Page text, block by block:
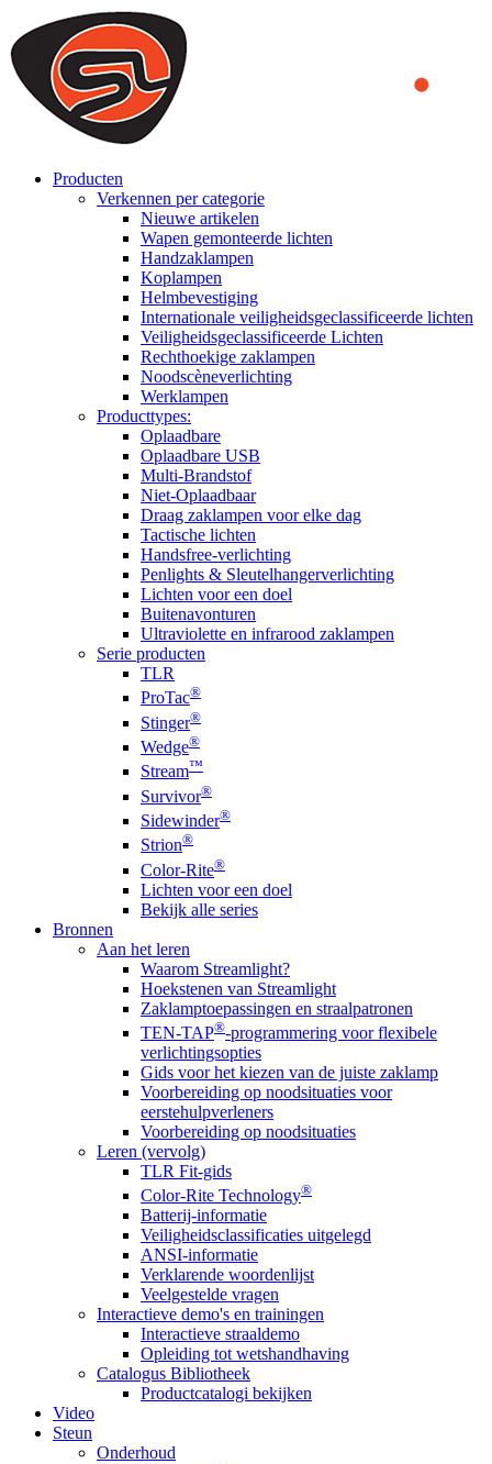
We use cookies to ensure that we provide you the best experience
on our website. By continuing to browse this website, you accept
that cookies are used to help us analyze how the website is used and
to offer you a better experience. To learn more or to find out how
you can disable cookies, you can access our
Producten
Verkennen per categorie
Nieuwe artikelen
Wapen gemonteerde lichten
Handzaklampen
Koplampen
Helmbevestiging
Internationale veiligheidsgeclassificeerde lichten
Veiligheidsgeclassificeerde Lichten
Rechthoekige zaklampen
Noodscèneverlichting
Werklampen
Producttypes:
Oplaadbare
Oplaadbare USB
Multi-Brandstof
Niet-Oplaadbaar
Draag zaklampen voor elke dag
Tactische lichten
Handsfree-verlichting
Penlights & Sleutelhangerverlichting
Lichten voor een doel
Buitenavonturen
Ultraviolette en infrarood zaklampen
Serie producten
TLR
ProTac®
Stinger®
Wedge®
Stream™
Survivor®
Sidewinder®
Strion®
Color-Rite®
Lichten voor een doel
Bekijk alle series
Bronnen
Aan het leren
Waarom Streamlight?
Hoekstenen van Streamlight
Zaklamptoepassingen en straalpatronen
TEN-TAP®-programmering voor flexibele
verlichtingsopties
Gids voor het kiezen van de juiste zaklamp
Voorbereiding op noodsituaties voor
eerstehulpverleners
Voorbereiding op noodsituaties
Leren (vervolg)
TLR Fit-gids
Color-Rite Technology®
Batterij-informatie
Veiligheidsclassificaties uitgelegd
ANSI-informatie
Verklarende woordenlijst
Veelgestelde vragen
Interactieve demo's en trainingen
Interactieve straaldemo
Opleiding tot wetshandhaving
Catalogus Bibliotheek
Productcatalogi bekijken
Video
Steun
Onderhoud